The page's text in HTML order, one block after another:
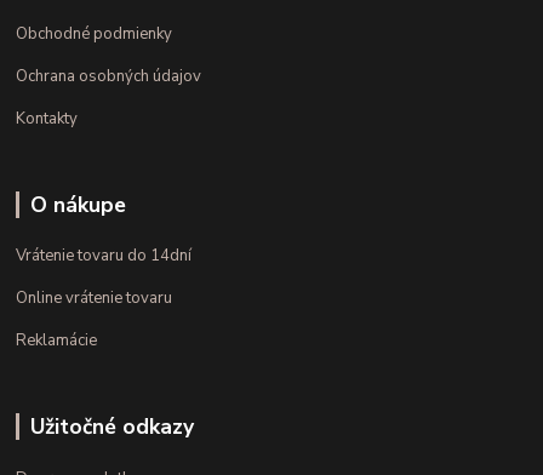
Obchodné podmienky
Ochrana osobných údajov
Kontakty
O nákupe
Vrátenie tovaru do 14dní
Online vrátenie tovaru
Reklamácie
Užitočné odkazy